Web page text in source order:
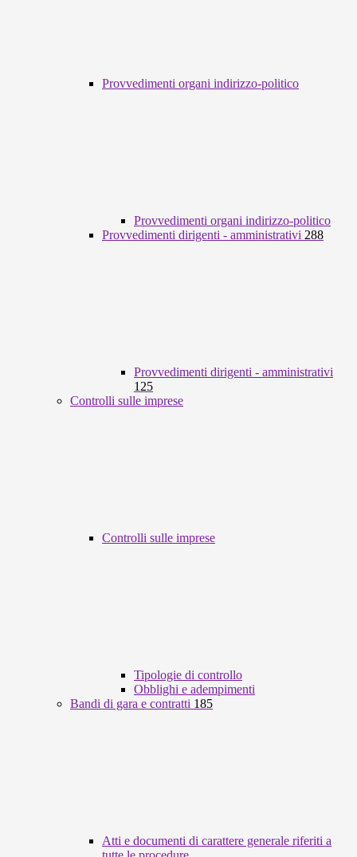
Provvedimenti organi indirizzo-politico
Provvedimenti organi indirizzo-politico
Provvedimenti dirigenti - amministrativi 288
Provvedimenti dirigenti - amministrativi
125
Controlli sulle imprese
Controlli sulle imprese
Tipologie di controllo
Obblighi e adempimenti
Bandi di gara e contratti 185
Atti e documenti di carattere generale riferiti a